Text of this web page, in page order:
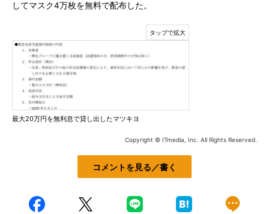
してマスク4万枚を無料で配布した。
最大20万円を無利息で貸し出したマツキヨ
Copyright © ITmedia, Inc. All Rights Reserved.
コメントを見る／書く